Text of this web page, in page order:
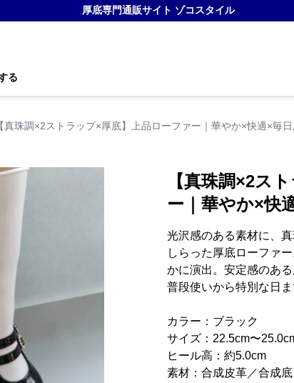
厚底専門通販サイト ゾコスタイル
る
【真珠調×2ストラップ×厚底】上品ローファー｜華やか×快適×毎
【真珠調×2ス
ー｜華やか×快
光沢感のある素材に、
しらった厚底ローファ
かに演出。安定感のあ
普段使いから特別な日ま
カラー：ブラック
サイズ：22.5cm〜
ヒール高：約5.0cm
素材：合成皮革／合成底